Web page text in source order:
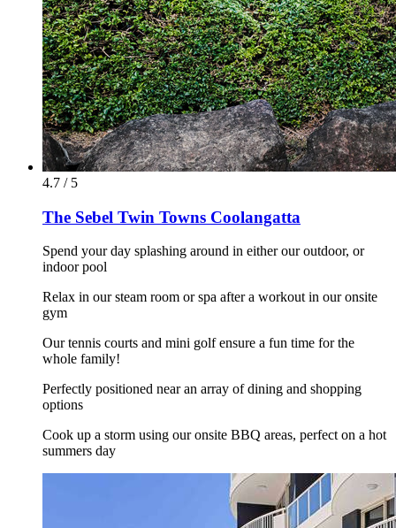
4.7 / 5
The Sebel Twin Towns Coolangatta
Spend your day splashing around in either our outdoor, or
indoor pool
Relax in our steam room or spa after a workout in our onsite
gym
Our tennis courts and mini golf ensure a fun time for the
whole family!
Perfectly positioned near an array of dining and shopping
options
Cook up a storm using our onsite BBQ areas, perfect on a hot
summers day